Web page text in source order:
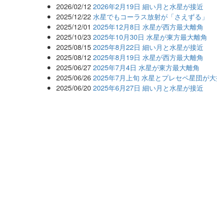
2026/02/12 2026年2月19日 細い月と水星が接近
2025/12/22 水星でもコーラス放射が「さえずる」
2025/12/01 2025年12月8日 水星が西方最大離角
2025/10/23 2025年10月30日 水星が東方最大離角
2025/08/15 2025年8月22日 細い月と水星が接近
2025/08/12 2025年8月19日 水星が西方最大離角
2025/06/27 2025年7月4日 水星が東方最大離角
2025/06/26 2025年7月上旬 水星とプレセペ星団が
2025/06/20 2025年6月27日 細い月と水星が接近